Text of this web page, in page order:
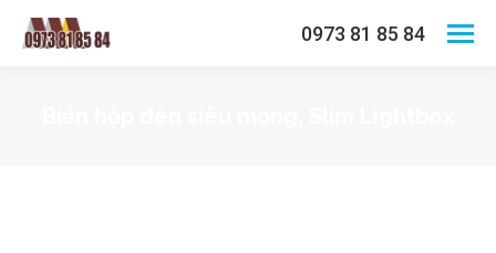
0973 81 85 84